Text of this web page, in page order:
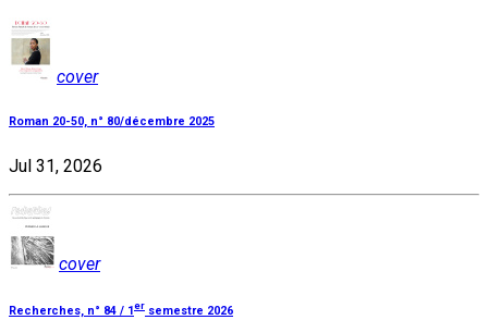
cover
Roman 20-50, n° 80/décembre 2025
Jul 31, 2026
cover
Recherches, n° 84 / 1 er semestre 2026